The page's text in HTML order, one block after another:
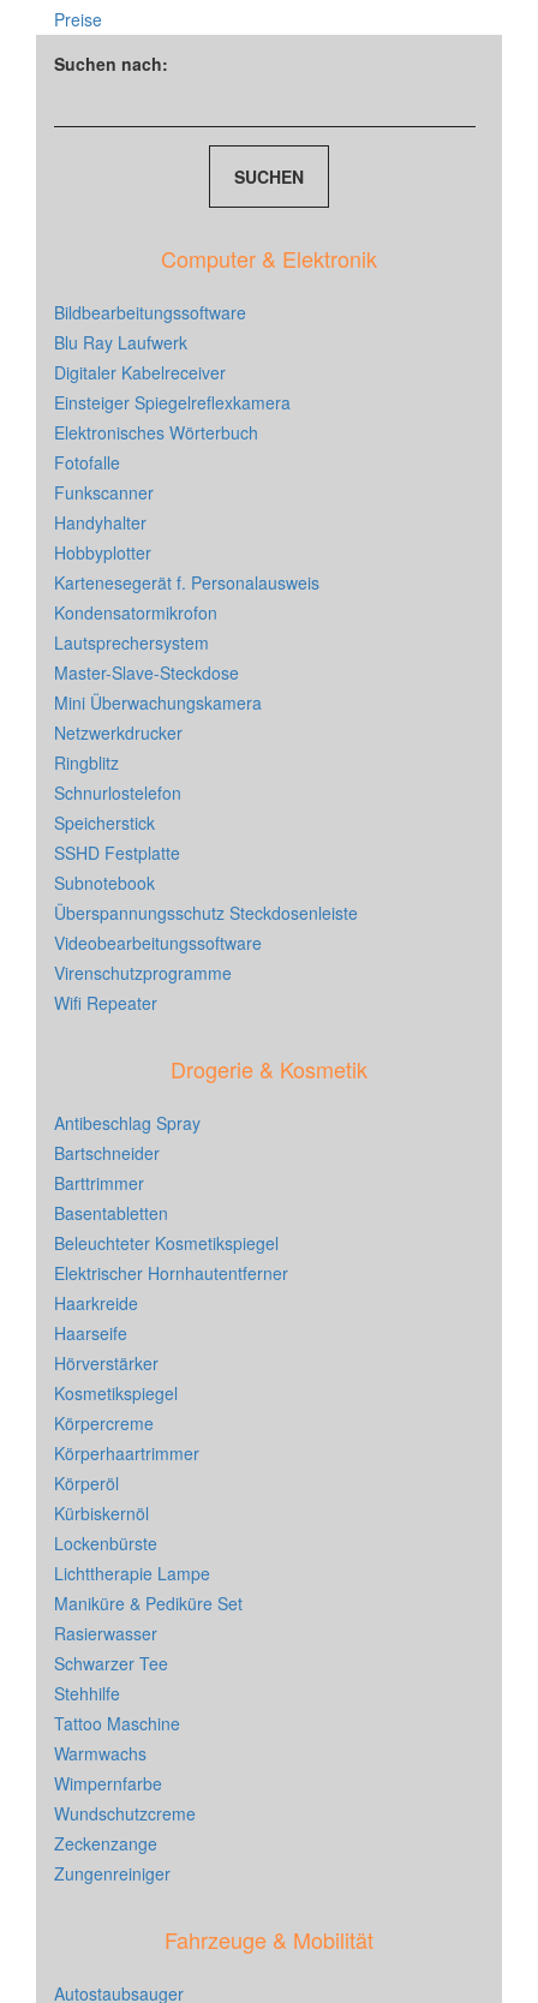
Preise
Suchen nach:
Computer & Elektronik
Bildbearbeitungssoftware
Blu Ray Laufwerk
Digitaler Kabelreceiver
Einsteiger Spiegelreflexkamera
Elektronisches Wörterbuch
Fotofalle
Funkscanner
Handyhalter
Hobbyplotter
Kartenesegerät f. Personalausweis
Kondensatormikrofon
Lautsprechersystem
Master-Slave-Steckdose
Mini Überwachungskamera
Netzwerkdrucker
Ringblitz
Schnurlostelefon
Speicherstick
SSHD Festplatte
Subnotebook
Überspannungsschutz Steckdosenleiste
Videobearbeitungssoftware
Virenschutzprogramme
Wifi Repeater
Drogerie & Kosmetik
Antibeschlag Spray
Bartschneider
Barttrimmer
Basentabletten
Beleuchteter Kosmetikspiegel
Elektrischer Hornhautentferner
Haarkreide
Haarseife
Hörverstärker
Kosmetikspiegel
Körpercreme
Körperhaartrimmer
Körperöl
Kürbiskernöl
Lockenbürste
Lichttherapie Lampe
Maniküre & Pediküre Set
Rasierwasser
Schwarzer Tee
Stehhilfe
Tattoo Maschine
Warmwachs
Wimpernfarbe
Wundschutzcreme
Zeckenzange
Zungenreiniger
Fahrzeuge & Mobilität
Autostaubsauger